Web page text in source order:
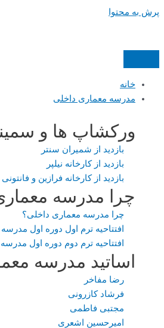
پرش به محتوا
خانه
مدرسه معماری داخلی
ورکشاپ ها و
بازدید از شمیران سنتر
بازدید از کارخانه نیلپر
بازدید از کارخانه فرازین و فانتونی
چرا مدرسه
چرا مدرسه معماری داخلی؟
افتتاحیه ترم اول دوره اول
افتتاحیه ترم دوم دوره اول
اساتید مدرسه
رضا مفاخر
فرشاد کازرونی
مجتبی فاطمی
امیرحسین اشعری